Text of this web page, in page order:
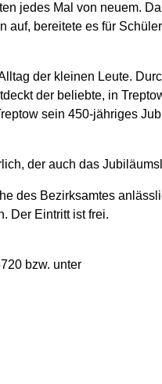
jedes Mal von neuem.
bereitete es für
der kleinen Leute.
der beliebte, in
sein 450-jähriges
der auch das
des Bezirksamtes
Der Eintritt ist frei.
bzw. unter